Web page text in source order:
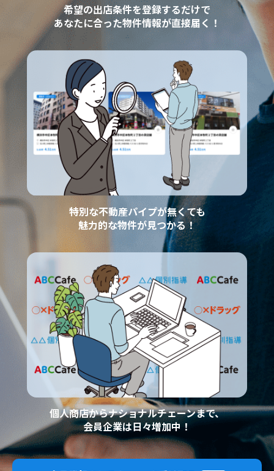
希望の出店条件を登録するだけで
あなたに合った物件情報が直接届く！
特別な不動産パイプが無くても
魅力的な物件が見つかる！
個人商店からナショナルチェーンまで、
会員企業は日々増加中！